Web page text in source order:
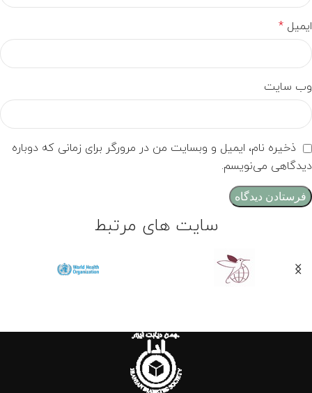
ایمیل *
وب‌ سایت
ذخیره نام، ایمیل و وبسایت من در مرورگر برای زمانی که دوباره
دیدگاهی می‌نویسم.
سایت های مرتبط